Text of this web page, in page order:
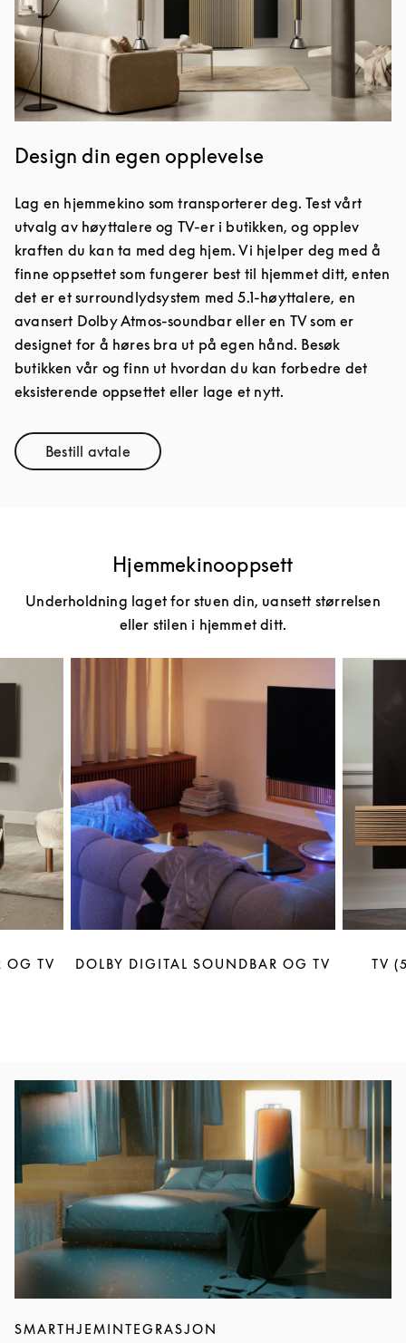
Design din egen opplevelse
Lag en hjemmekino som transporterer deg. Test vårt
utvalg av høyttalere og TV-er i butikken, og opplev
kraften du kan ta med deg hjem. Vi hjelper deg med å
finne oppsettet som fungerer best til hjemmet ditt, enten
det er et surroundlydsystem med 5.1-høyttalere, en
avansert Dolby Atmos-soundbar eller en TV som er
designet for å høres bra ut på egen hånd. Besøk
butikken vår og finn ut hvordan du kan forbedre det
eksisterende oppsettet eller lage et nytt.
Bestill avtaleLink Opens in New Tab
Hjemmekinooppsett
Underholdning laget for stuen din, uansett størrelsen
eller stilen i hjemmet ditt.
OG TV DOLBY DIGITAL SOUNDBAR OG TV TV
Event Image
SMARTHJEMINTEGRASJON